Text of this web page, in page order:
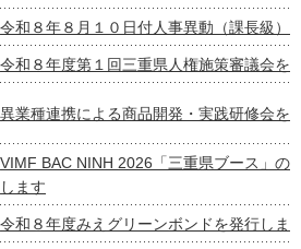
令和８年８月１０日付人事異動（課長級）
令和８年度第１回三重県人権施策審議会を
異業種連携による商品開発・実践研修会を
VIMF BAC NINH 2026「三重県ブース」の
します
令和８年度みえグリーンボンドを発行しま